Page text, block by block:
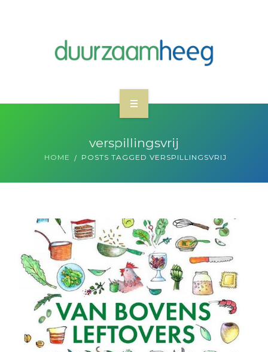
CONTACT
verspillingsvrij
HOME POSTS TAGGED VERSPILLINGSVRIJ